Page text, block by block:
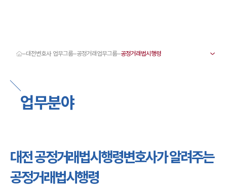
서울·대전변호사
대전형사전문변호사
대전이혼전문변호사
대전학교폭력변호사
대전변호사 주요 업무사례
대전 분사무소 오시는 길
대전변호사상담 상담접수
채용정보
대전변호사 업무그룹 공정거래업무그룹
업무분야
대전 공정거래법시행령변호사가 알려주는
공정거래법시행령